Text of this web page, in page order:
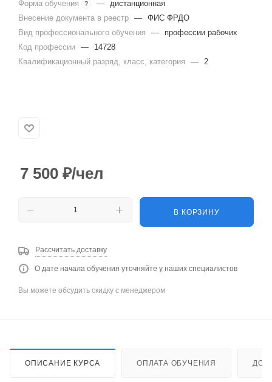
Форма обучения
? —
дистанционная
Внесение документа в реестр — ФИС ФРДО
Вид профессионального обучения
—
профессии рабочих
Код профессии —
14728
Квалификационный разряд, класс, категория
— 2
7 500 ₽/чел
В КОРЗИНУ
Рассчитать доставку
О дате начала обучения уточняйте у наших специалистов
Вы можете обсудить скидку с менеджером
ОПИСАНИЕ КУРСА ОПЛАТА ОБУЧЕНИЯ